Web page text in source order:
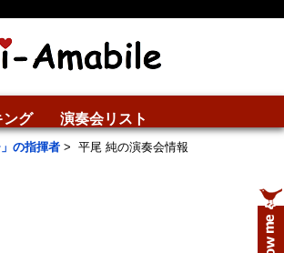
ング 演奏会リスト
の指揮者 > 平尾 純の演奏会情報